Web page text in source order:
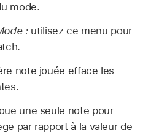
mode.
:utilisez ce menu pour
note jouée efface les
une seule note pour
par rapport à la valeur de